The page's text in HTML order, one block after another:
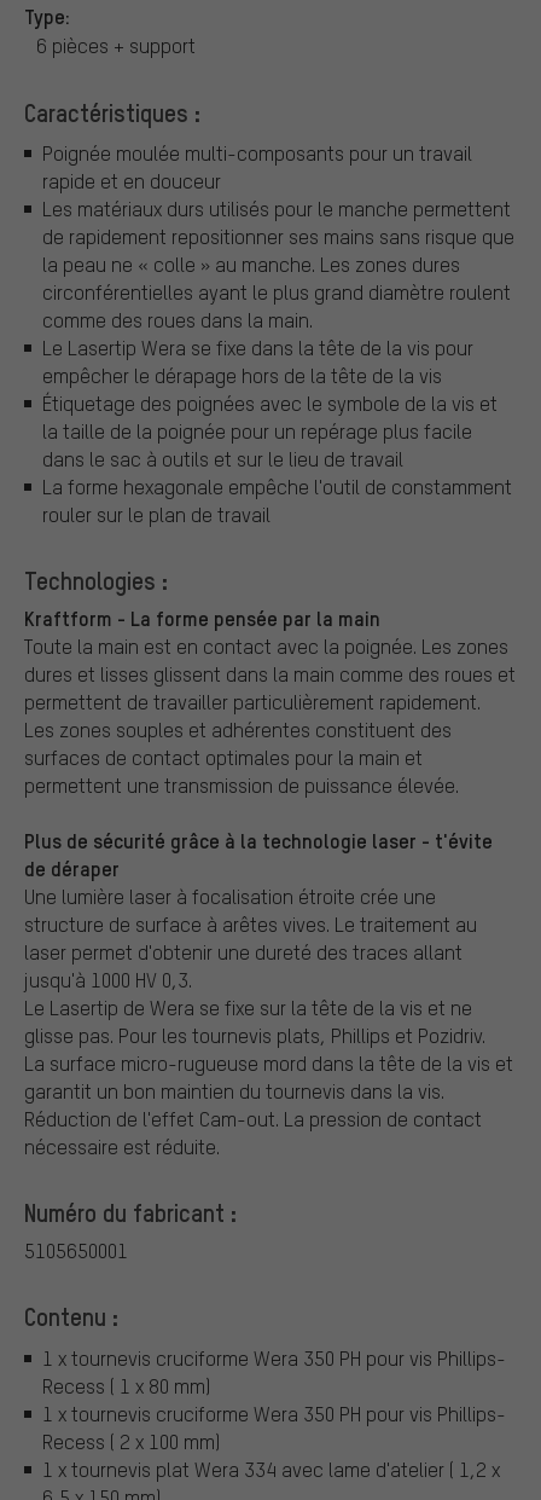
Type:
6 pièces + support
Caractéristiques :
Poignée moulée multi-composants pour un travail
rapide et en douceur
Les matériaux durs utilisés pour le manche permettent
de rapidement repositionner ses mains sans risque que
la peau ne « colle » au manche. Les zones dures
circonférentielles ayant le plus grand diamètre roulent
comme des roues dans la main.
Le Lasertip Wera se fixe dans la tête de la vis pour
empêcher le dérapage hors de la tête de la vis
Étiquetage des poignées avec le symbole de la vis et
la taille de la poignée pour un repérage plus facile
dans le sac à outils et sur le lieu de travail
La forme hexagonale empêche l'outil de constamment
rouler sur le plan de travail
Technologies :
Kraftform - La forme pensée par la main
Toute la main est en contact avec la poignée. Les zones
dures et lisses glissent dans la main comme des roues et
permettent de travailler particulièrement rapidement.
Les zones souples et adhérentes constituent des
surfaces de contact optimales pour la main et
permettent une transmission de puissance élevée.
Plus de sécurité grâce à la technologie laser - t'évite
de déraper
Une lumière laser à focalisation étroite crée une
structure de surface à arêtes vives. Le traitement au
laser permet d'obtenir une dureté des traces allant
jusqu'à 1000 HV 0,3.
Le Lasertip de Wera se fixe sur la tête de la vis et ne
glisse pas. Pour les tournevis plats, Phillips et Pozidriv.
La surface micro-rugueuse mord dans la tête de la vis et
garantit un bon maintien du tournevis dans la vis.
Réduction de l'effet Cam-out. La pression de contact
nécessaire est réduite.
Numéro du fabricant :
5105650001
Contenu :
1 x tournevis cruciforme Wera 350 PH pour vis Phillips-
Recess ( 1 x 80 mm)
1 x tournevis cruciforme Wera 350 PH pour vis Phillips-
Recess ( 2 x 100 mm)
1 x tournevis plat Wera 334 avec lame d'atelier ( 1,2 x